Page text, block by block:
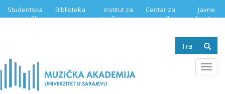
Studentska
služba
Biblioteka
Institut za
istraživanje
Centar za
muzičku
Javne
nabavke
Search
form